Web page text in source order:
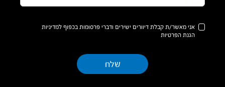
אני מאשר/ת קבלת דיוורים ישירים ודברי פרסומות בכפוף למדיניות
הגנת הפרטיות